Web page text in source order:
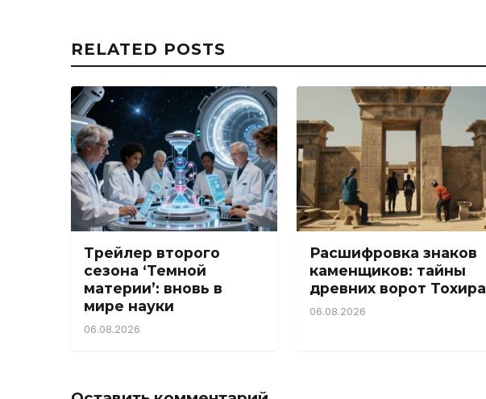
RELATED POSTS
Трейлер второго
сезона ‘Темной
материи’: вновь в
мире науки
06.08.2026
Расшифровка знаков
каменщиков: тайны
древних ворот Тохира
06.08.2026